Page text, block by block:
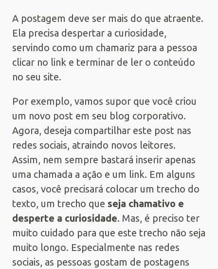
A postagem deve ser mais do que atraente.
Ela precisa despertar a curiosidade,
servindo como um chamariz para a pessoa
clicar no link e terminar de ler o conteúdo
no seu site.
Por exemplo, vamos supor que você criou
um novo post em seu blog corporativo.
Agora, deseja compartilhar este post nas
redes sociais, atraindo novos leitores.
Assim, nem sempre bastará inserir apenas
uma chamada a ação e um link. Em alguns
casos, você precisará colocar um trecho do
texto, um trecho que seja chamativo e
desperte a curiosidade. Mas, é preciso ter
muito cuidado para que este trecho não seja
muito longo. Especialmente nas redes
sociais, as pessoas gostam de postagens